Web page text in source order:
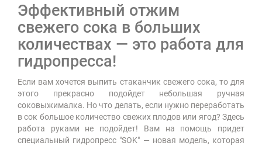
Эффективный отжим
свежего сока в больших
количествах — это работа для
гидропресса!
Если вам хочется выпить стаканчик свежего сока, то для
этого прекрасно подойдет небольшая ручная
соковыжималка. Но что делать, если нужно переработать
в сок большое количество свежих плодов или ягод? Здесь
работа руками не подойдет! Вам на помощь придет
специальный гидропресс "SOK" — новая модель, которая